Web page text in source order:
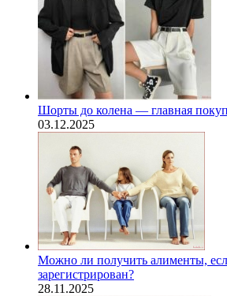
Шорты до колена — главная
03.12.2025
Можно ли получить алименты,
зарегистрирован?
28.11.2025